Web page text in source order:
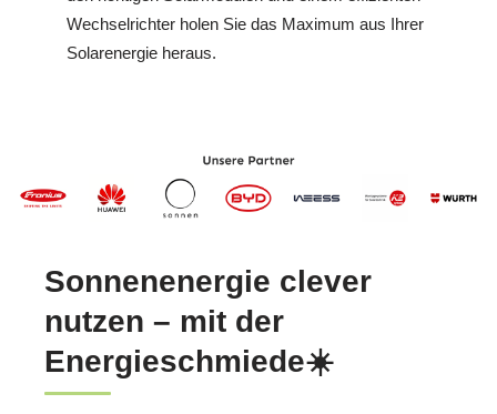
Wechselrichter holen Sie das Maximum aus Ihrer
Solarenergie heraus.
Sonnenenergie clever
nutzen – mit der
Energieschmiede☀️